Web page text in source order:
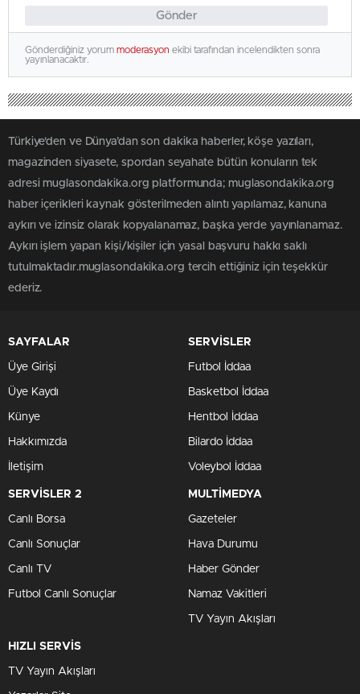
Gönder
Gönderdiğiniz yorum moderasyon ekibi tarafından incelendikten sonra
yayınlanacaktır.
Türkiye'den ve Dünya’dan son dakika haberler, köşe yazıları,
magazinden siyasete, spordan seyahate bütün konuların tek
adresi muglasondakika.org platformunda; muglasondakika.org
haber içerikleri kaynak gösterilmeden alıntı yapılamaz, kanuna
aykırı ve izinsiz olarak kopyalanamaz, başka yerde yayınlanamaz.
Aykırı işlem yapan kişi/kişiler için yasal başvuru hakkı saklı
tutulmaktadır.muglasondakika.org tercih ettiğiniz için teşekkür
ederiz.
SAYFALAR
Üye Girişi
Üye Kaydı
Künye
Hakkımızda
İletişim
SERVİSLER
Futbol İddaa
Basketbol İddaa
Hentbol İddaa
Bilardo İddaa
Voleybol İddaa
SERVİSLER 2
Canlı Borsa
Canlı Sonuçlar
Canlı TV
Futbol Canlı Sonuçlar
MULTİMEDYA
Gazeteler
Hava Durumu
Haber Gönder
Namaz Vakitleri
TV Yayın Akışları
HIZLI SERVİS
TV Yayın Akışları